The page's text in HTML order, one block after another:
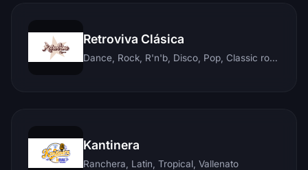
Retroviva Clásica
Dance, Rock, R'n'b, Disco, Pop, Classic rock, Techno, Reggae
Kantinera
Ranchera, Latin, Tropical, Vallenato